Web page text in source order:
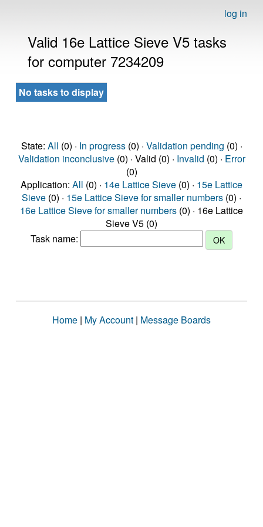
log in
Valid 16e Lattice Sieve V5 tasks
for computer 7234209
No tasks to display
State: All (0) · In progress(0) · Validation pending (0) ·
Validation inconclusive(0) · Valid (0) · Invalid (0) · Error
(0)
Application: All (0) · 14e Lattice Sieve (0) · 15e Lattice
Sieve (0) · 15e Lattice Sieve for smaller numbers (0) ·
16e Lattice Sieve for smaller numbers (0) · 16e Lattice
Sieve V5 (0)
Task name:
Home | My Account | Message Boards